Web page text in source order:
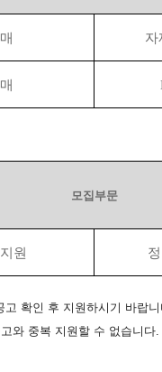
자
모집부문
원
확인 후 지원하시기 바랍니
와 중복 지원할 수 없습니다.